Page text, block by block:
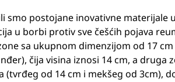
smo postojane inovativne
u borbi protiv sve češćih pojava
sa ukupnom dimenzijom od 17
čija visina iznosi 14 cm, a
(tvrđeg od 14 cm i mekšeg od 3cm),